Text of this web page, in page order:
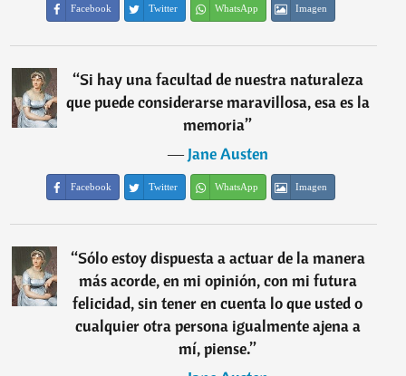
Facebook Twitter WhatsApp Imagen
“Si hay una facultad de nuestra naturaleza
que puede considerarse maravillosa, esa es la
memoria”
―Jane Austen
Facebook Twitter WhatsApp Imagen
“Sólo estoy dispuesta a actuar de la manera
más acorde, en mi opinión, con mi futura
felicidad, sin tener en cuenta lo que usted o
cualquier otra persona igualmente ajena a
mí, piense.”